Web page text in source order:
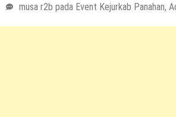
musa r2b pada Event Kejurkab Panahan,